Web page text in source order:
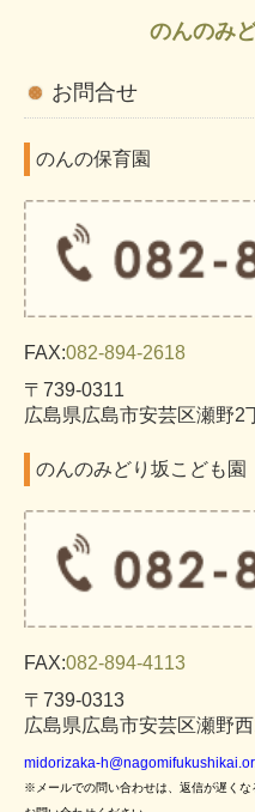
お問合せ
のんの保育園
FAX:082-894-2618
〒739-0311
広島県広島市安芸区瀬野2
のんのみどり坂こども園
FAX:082-894-4113
〒739-0313
広島県広島市安芸区瀬野
midorizaka-
※メールでの問い合わせは、返信が遅く
のんのみ